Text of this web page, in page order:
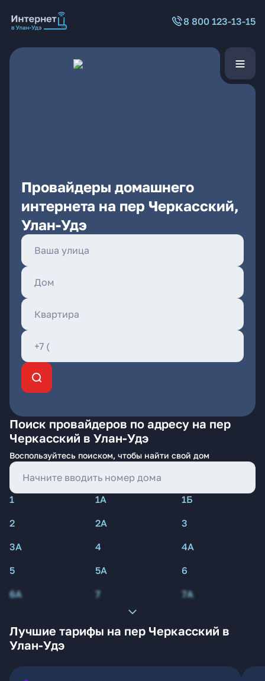
8 800 123-13-15
Провайдеры домашнего
интернета на пер Черкасский,
Улан-Удэ
Поиск провайдеров по адресу на пер
Черкасский в Улан-Удэ
Воспользуйтесь поиском, чтобы найти свой дом
1 1А
1Б
2
2А
3
3А
4
4А
5
5А
6
6А
7 7А
Лучшие тарифы на пер Черкасский в
Улан-Удэ